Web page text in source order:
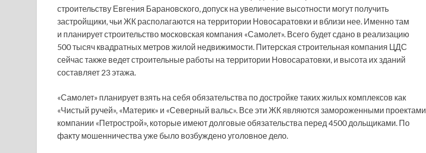
строительству Евгения Барановского, допуск на увеличение высотности могут получить
застройщики, чьи ЖК располагаются на территории Новосаратовки и вблизи нее. Именно там
и планирует строительство московская компания «Самолет». Всего будет сдано в реализацию
500 тысяч квадратных метров жилой недвижимости. Питерская строительная компания ЦДС
сейчас также ведет строительные работы на территории Новосаратовки, и высота их зданий
составляет 23 этажа.
«Самолет» планирует взять на себя обязательства по достройке таких жилых комплексов как
«Чистый ручей», «Материк» и «Северный вальс». Все эти ЖК являются замороженными проектами
компании «Петрострой», которые имеют долговые обязательства перед 4500 дольщиками. По
факту мошенничества уже было возбуждено уголовное дело.